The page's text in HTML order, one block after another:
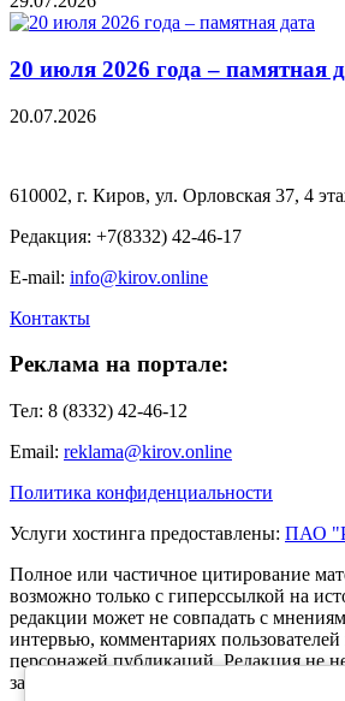
20 июля 2026 года – памятная
20.07.2026
610002, г. Киров, ул. Орловская 37, 4
Редакция: +7(8332) 42-46-17
E-mail: info@kirov.online
Контакты
Реклама на портале:
Тел: 8 (8332) 42-46-12
Email: reklama@kirov.online
Политика конфиденциальности
Услуги хостинга предоставлены: ПАО
Полное или частичное цитирование
возможно только с гиперссылкой на
редакции может не совпадать с
интервью, комментариях
персонажей публикаций. Редакция не
за текст комментариев читателей.